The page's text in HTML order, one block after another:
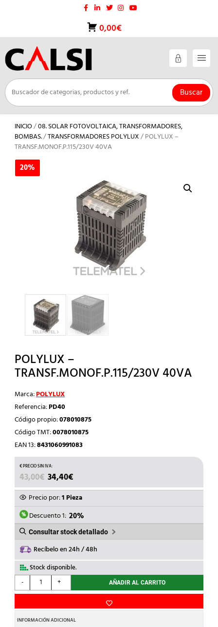
0,00€
Buscar
INICIO/08. SOLAR FOTOVOLTAICA, TRANSFORMADORES,
BOMBAS./TRANSFORMADORES POLYLUX/ POLYLUX –
TRANSF.MONOF.P.115/230V 40VA
20%
POLYLUX –
TRANSF.MONOF.P.115/230V 40VA
Marca:POLYLUX
Referencia:PD40
Código propio:078010875
Código TMT:0078010875
EAN 13:8431060991083
43,00€ EL
PRECIO
ORIGINAL
ERA:
43,00€.
34,40€
PRECIO
ACTUAL
ES:
34,40€.
Precio por:1 Pieza
Descuento 1: 20%
Consultar stock detallado
Recíbelo en 24h / 48h
Stock disponible.
-
POLYLUX
-
TRANSF.MONOF.P.115/230V
40VA
cantidad
+ AÑADIR AL CARRITO
INFORMACIÓN ADICIONAL
20%